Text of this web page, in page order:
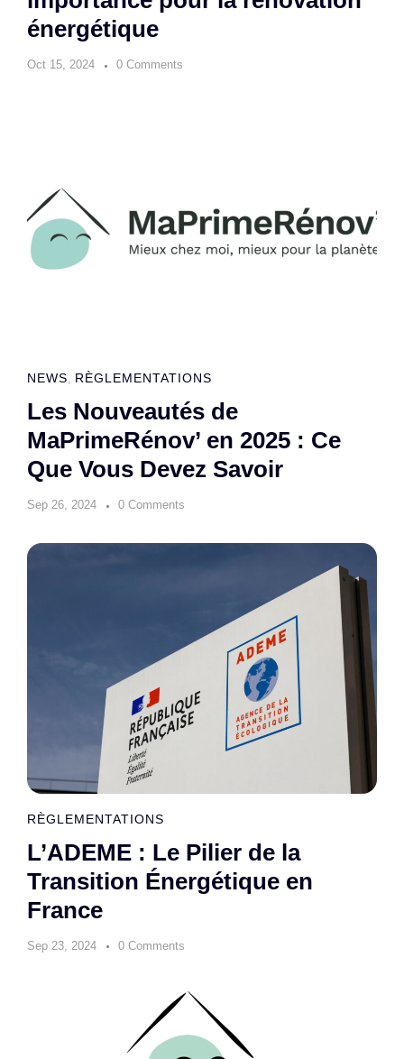
énergétique
Oct 15, 2024 0 Comments
NEWS, RÈGLEMENTATIONS
Les Nouveautés de
MaPrimeRénov’ en 2025 : Ce
Que Vous Devez Savoir
Sep 26, 2024 0 Comments
RÈGLEMENTATIONS
L’ADEME : Le Pilier de la
Transition Énergétique en
France
Sep 23, 2024 0 Comments